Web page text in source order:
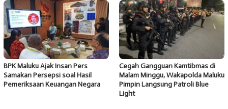
BPK Maluku Ajak Insan Pers
Samakan Persepsi soal Hasil
Pemeriksaan Keuangan Negara
Cegah Gangguan Kamtibmas di
Malam Minggu, Wakapolda Maluku
Pimpin Langsung Patroli Blue
Light